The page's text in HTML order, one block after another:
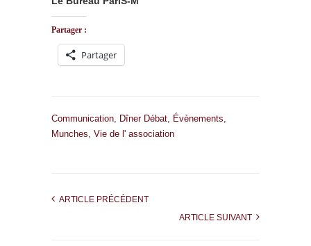
Partager :
Partager
Communication Dîner Débat Évènements
Munches Vie de l' association
ARTICLE PRÉCÉDENT
ARTICLE SUIVANT